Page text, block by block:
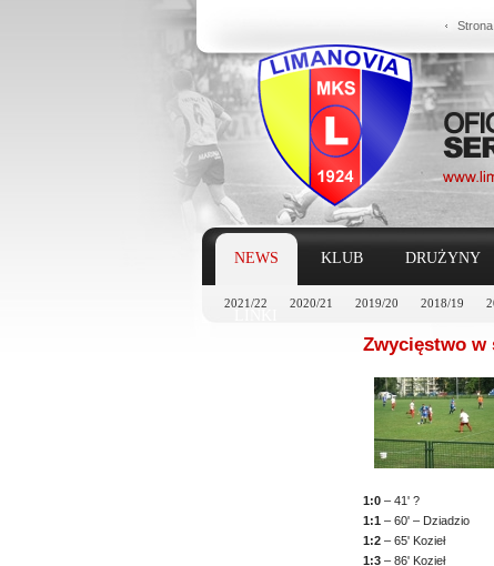
Strona
NEWS
2021/22 2020/21 2019/20 2018/19
KLUB DRUŻYNY
Zwycięstwo w
1:0 – 41' ?
1:1 – 60' – Dziadzio
1:2– 65' Kozieł
1:3– 86' Kozieł